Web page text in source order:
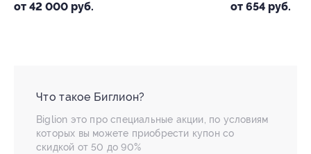
от 654 руб.
Что такое Биглион?
Biglion это про специальные акции, по условиям
которых вы можете приобрести купон со
скидкой от 50 до 90%